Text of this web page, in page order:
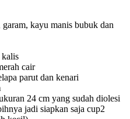
kayu manis bubuk dan
kalis
cair
parut dan kenari
24 cm yang sudah diolesi
jadi siapkan saja cup2